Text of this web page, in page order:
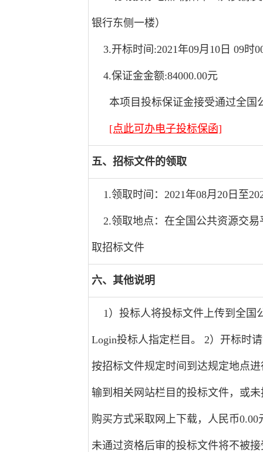
银行东侧一楼）
3.开标时间:2021年09月10日 09时
4.保证金金额:84000.00元
本项目投标保证金接受通过全国
[点此可办电子投标保函]
五、招标文件的领取
1.领取时间：2021年08月20日至
2.领取地点：在全国公共资源交易
取招标文件
六、其他说明
1）投标人将投标文件上传到全国
Login投标人指定栏目。 2）开标时
按招标文件规定时间到达规定地点
输到相关网站栏目的投标文件，或
购买方式采取网上下载，人民币
未通过资格后审的投标文件将不被